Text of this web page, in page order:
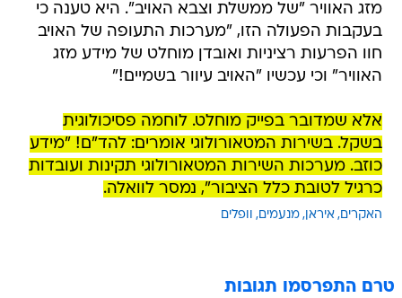
מזג האוויר "של ממשלת וצבא האויב". היא טענה כי
בעקבות הפעולה הזו, "מערכות התעופה של האויב
חוו הפרעות רציניות ואובדן מוחלט של מידע מזג
האוויר" וכי עכשיו "האויב עיוור בשמיים!"
אלא שמדובר בפייק מוחלט. לוחמה פסיכולוגית
בשקל. בשירות המטאורולוגי אומרים: להד"ם! "מידע
כוזב. מערכות השירות המטאורולוגי תקינות ועובדות
כרגיל לטובת כלל הציבור", נמסר לוואלה.
האקרים איראן מנעמים וופלים
טרם התפרסמו תגובות